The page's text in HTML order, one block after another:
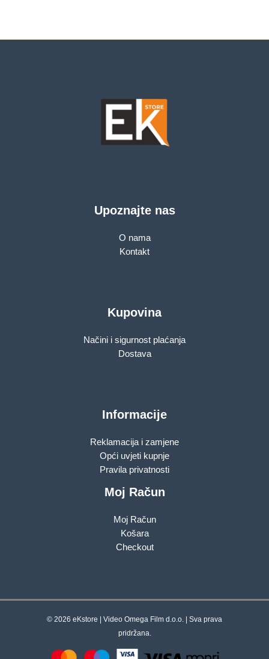
Upoznajte nas
O nama
Kontakt
Kupovina
Načini i sigurnost plaćanja
Dostava
Informacije
Reklamacija i zamjene
Opći uvjeti kupnje
Pravila privatnosti
Moj Račun
Moj Račun
Košara
Checkout
© 2026 eKstore | Video Omega Film d.o.o. | Sva prava
pridržana.